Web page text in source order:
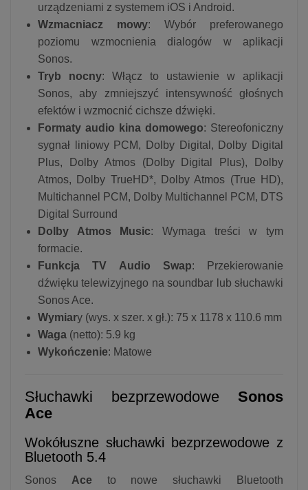
urządzeniami z systemem iOS i Android.
Wzmacniacz mowy: Wybór preferowanego
poziomu wzmocnienia dialogów w aplikacji
Sonos.
Tryb nocny: Włącz to ustawienie w aplikacji
Sonos, aby zmniejszyć intensywność głośnych
efektów i wzmocnić cichsze dźwięki.
Formaty audio kina domowego: Stereofoniczny
sygnał liniowy PCM, Dolby Digital, Dolby Digital
Plus, Dolby Atmos (Dolby Digital Plus), Dolby
Atmos, Dolby TrueHD*, Dolby Atmos (True HD),
Multichannel PCM, Dolby Multichannel PCM, DTS
Digital Surround
Dolby Atmos Music: Wymaga treści w tym
formacie.
Funkcja TV Audio Swap: Przekierowanie
dźwięku telewizyjnego na soundbar lub słuchawki
Sonos Ace.
Wymiary (wys. x szer. x gł.): 75 x 1178 x 110.6 mm
Waga (netto): 5.9 kg
Wykończenie: Matowe
Słuchawki bezprzewodowe Sonos
Ace
Wokółuszne słuchawki bezprzewodowe z
Bluetooth 5.4
Sonos Aceto nowe słuchawki Bluetooth